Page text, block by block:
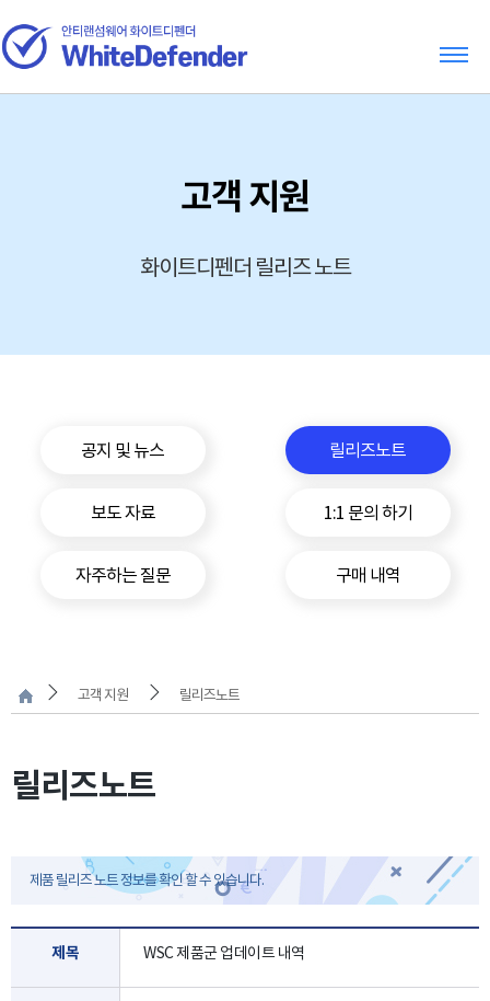
고객 지원
화이트디펜더 릴리즈 노트
공지 및 뉴스 릴리즈노트
보도 자료 1:1 문의 하기
자주하는 질문 구매 내역
고객 지원 릴리즈노트
릴리즈노트
제품 릴리즈 노트 정보를 확인 할 수 있습니다.
제목 WSC 제품군 업데이트 내역